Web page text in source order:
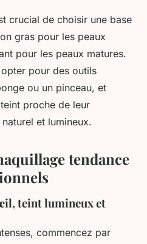
crucial de choisir une base
gras pour les peaux
pour les peaux matures.
pour des outils
ou un pinceau, et
proche de leur
et lumineux.
tendance
teint lumineux et
commencez par